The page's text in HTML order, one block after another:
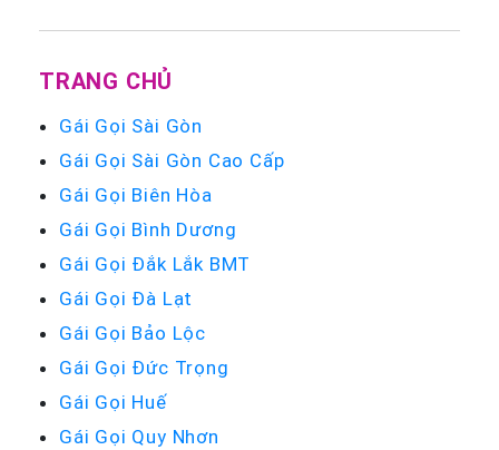
TRANG CHỦ
Gái Gọi Sài Gòn
Gái Gọi Sài Gòn Cao Cấp
Gái Gọi Biên Hòa
Gái Gọi Bình Dương
Gái Gọi Đắk Lắk BMT
Gái Gọi Đà Lạt
Gái Gọi Bảo Lộc
Gái Gọi Đức Trọng
Gái Gọi Huế
Gái Gọi Quy Nhơn